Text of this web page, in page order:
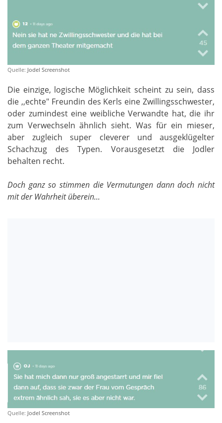
Quelle: Jodel Screenshot
Die einzige, logische Möglichkeit scheint zu sein, dass
die ,,echte" Freundin des Kerls eine Zwillingsschwester,
oder zumindest eine weibliche Verwandte hat, die ihr
zum Verwechseln ähnlich sieht. Was für ein mieser,
aber zugleich super cleverer und ausgeklügelter
Schachzug des Typen. Vorausgesetzt die Jodler
behalten recht.
Doch ganz so stimmen die Vermutungen dann doch nicht
mit der Wahrheit überein...
Quelle: Jodel Screenshot